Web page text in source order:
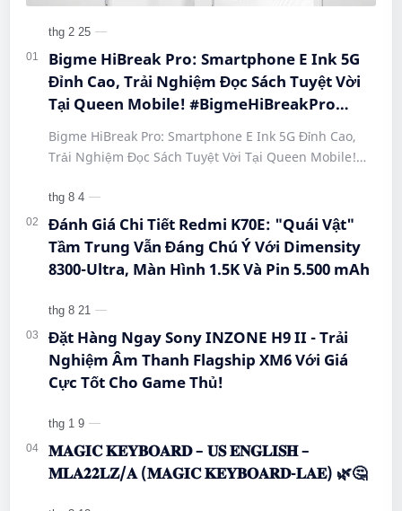
Bigme HiBreak Pro: Smartphone E Ink 5G
Đỉnh Cao, Trải Nghiệm Đọc Sách Tuyệt Vời
Tại Queen Mobile! #BigmeHiBreakPro
#SmartphoneEInk #QueenMobile
#HiBreakPro5G #DienThoaiDocSach
#CongNgheMoi #MuaSamThongMinh
#EInkPhone #5GSmartphone
Bigme HiBreak Pro: Smartphone E Ink 5G Đỉnh Cao,
Trải Nghiệm Đọc Sách Tuyệt Vời Tại Queen Mobile!
#Hi…
Đánh Giá Chi Tiết Redmi K70E: "Quái Vật"
Tầm Trung Vẫn Đáng Chú Ý Với Dimensity
8300-Ultra, Màn Hình 1.5K Và Pin 5.500 mAh
Đặt Hàng Ngay Sony INZONE H9 II - Trải
Nghiệm Âm Thanh Flagship XM6 Với Giá
Cực Tốt Cho Game Thủ!
𝐌𝐀𝐆𝐈𝐂 𝐊𝐄𝐘𝐁𝐎𝐀𝐑𝐃 – 𝐔𝐒 𝐄𝐍𝐆𝐋𝐈𝐒𝐇 –
𝐌𝐋𝐀𝟐𝟐𝐋𝐙/𝐀 (𝐌𝐀𝐆𝐈𝐂 𝐊𝐄𝐘𝐁𝐎𝐀𝐑𝐃-𝐋𝐀𝐄) 🌿🤔